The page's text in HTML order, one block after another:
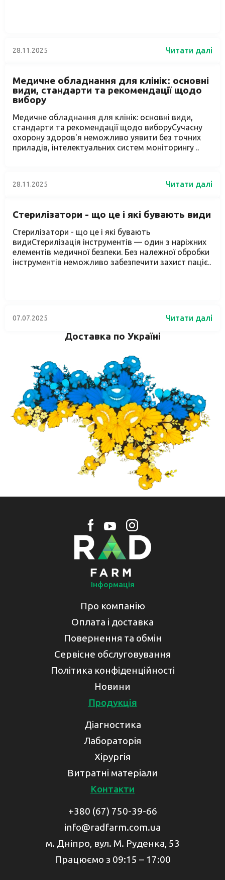
28.11.2025 Читати далі
Медичне обладнання для клінік: основні
види, стандарти та рекомендації щодо
вибору
Медичне обладнання для клінік: основні види,
стандарти та рекомендації щодо виборуСучасну
охорону здоров'я неможливо уявити без точних
приладів, інтелектуальних систем моніторингу ..
28.11.2025 Читати далі
Стерилізатори - що це і які бувають види
Стерилізатори - що це і які бувають
видиСтерилізація інструментів — один з наріжних
елементів медичної безпеки. Без належної обробки
інструментів неможливо забезпечити захист паціє..
07.07.2025 Читати далі
Доставка по Україні
Інформація
Про компанію
Оплата і доставка
Повернення та обмін
Сервісне обслуговування
Політика конфіденційності
Новини
Продукція
Діагностика
Лабораторія
Хірургія
Витратні матеріали
Контакти
+380 (67) 750-39-66
info@radfarm.com.ua
м. Дніпро, вул. М. Руденка, 53
Працюємо з 09:15 – 17:00